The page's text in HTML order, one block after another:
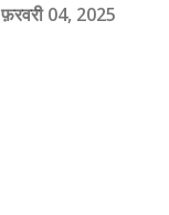
फ़रवरी 04, 2025